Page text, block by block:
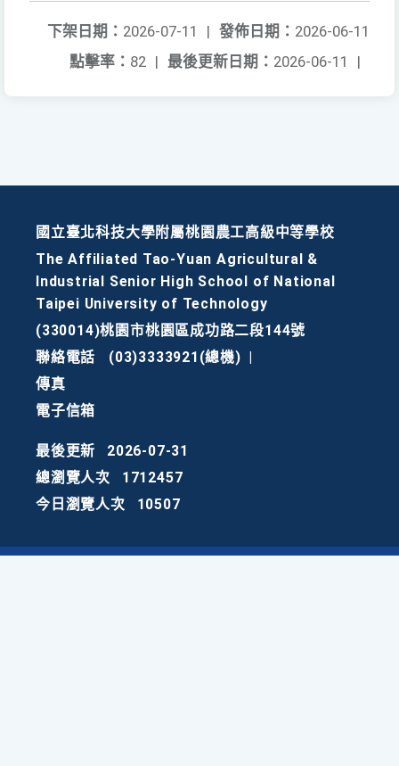
發佈日期： 2026-06-11
下架日期： 2026-07-11
|
最後更新日期： 2026-06-11 |
點擊率： 82 |
國立臺北科技大學附屬桃園農工高級中等學校
The Affiliated Tao-Yuan Agricultural &
Industrial Senior High School of National
Taipei University of Technology
(330014)桃園市桃園區成功路二段144號
聯絡電話
(03)3333921(總機)
傳真
電子信箱
最後更新
2026-07-31
總瀏覽人次
1712457
今日瀏覽人次
10507